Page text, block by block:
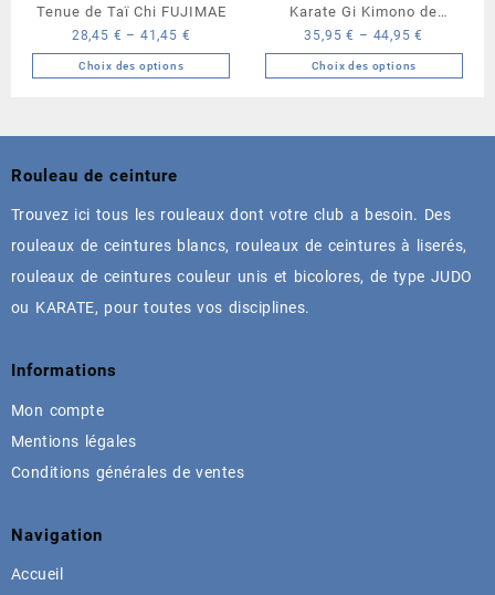
produit
produit
Tenue de Taï Chi FUJIMAE
28,45 € – 41,45 €
Choix des options
a
variations.
Les
peuvent
être
Karate Gi Kimono de
Karaté FUJIMAE
35,95€ – 44,95€
Choix des options
a
Les
peuvent
être
Rouleau de ceinture
Trouvez ici tous les rouleaux dont votre club a besoin. Des
rouleaux de ceintures blancs, rouleaux de ceintures à liserés,
rouleaux de ceintures couleur unis et bicolores, de type JUDO
ou KARATE, pour toutes vos disciplines.
Informations
Mon compte
Mentions légales
Conditions générales de ventes
Navigation
Accueil